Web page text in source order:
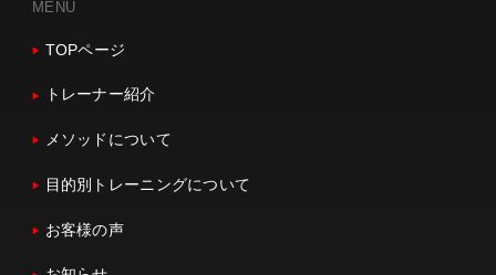
MENU
TOPページ
トレーナー紹介
メソッドについて
目的別トレーニングについて
お客様の声